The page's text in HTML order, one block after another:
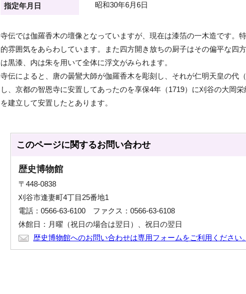
指定年月日 昭和30年6月6日
寺伝では伽羅香木の壇像となっていますが、現在は漆箔の一木造です。
的雰囲気をあらわしています。また四方開き放ちの厨子はその偏平な四
は黒漆、内は朱を用いて全体に浮文がみられます。
寺伝によると、唐の曇鸞大師が伽羅香木を彫刻し、それが仁明天皇の代
し、京都の智恩寺に安置してあったのを享保4年（1719）に刈谷の大岡
を建立して安置したとあります。
このページに関するお問い合わせ
歴史博物館
〒448-0838
刈谷市逢妻町4丁目25番地1
電話：0566-63-6100 ファクス：0566-63-6108
休館日：月曜（祝日の場合は翌日）、祝日の翌日
歴史博物館へのお問い合わせは専用フォームをご利用ください。